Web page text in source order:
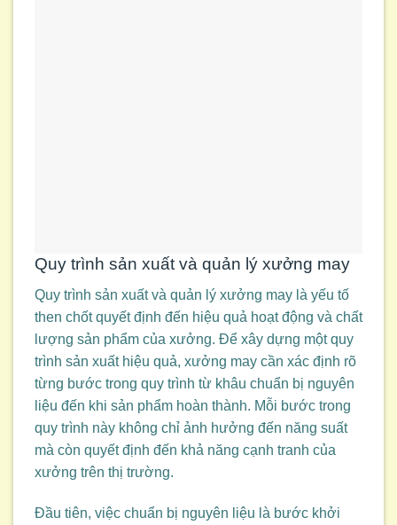
Quy trình sản xuất và quản lý xưởng may
Quy trình sản xuất và quản lý xưởng may là yếu tố
then chốt quyết định đến hiệu quả hoạt động và chất
lượng sản phẩm của xưởng. Để xây dựng một quy
trình sản xuất hiệu quả, xưởng may cần xác định rõ
từng bước trong quy trình từ khâu chuẩn bị nguyên
liệu đến khi sản phẩm hoàn thành. Mỗi bước trong
quy trình này không chỉ ảnh hưởng đến năng suất
mà còn quyết định đến khả năng cạnh tranh của
xưởng trên thị trường.
Đầu tiên, việc chuẩn bị nguyên liệu là bước khởi